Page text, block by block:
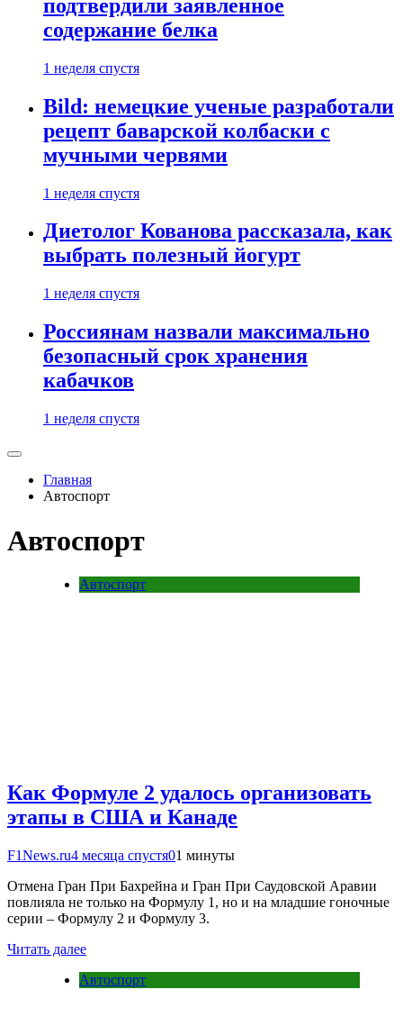
подтвердили заявленное
содержание белка
1 неделя спустя
Bild: немецкие ученые разработали
рецепт баварской колбаски с
мучными червями
1 неделя спустя
Диетолог Кованова рассказала, как
выбрать полезный йогурт
1 неделя спустя
Россиянам назвали максимально
безопасный срок хранения
кабачков
1 неделя спустя
Главная
Автоспорт
Автоспорт
Автоспорт
Как Формуле 2 удалось организовать
этапы в США и Канаде
F1News.ru4 месяца спустя01 минуты
Отмена Гран При Бахрейна и Гран При Саудовской Аравии
повлияла не только на Формулу 1, но и на младшие гоночные
серии – Формулу 2 и Формулу 3.
Читать далее
Автоспорт